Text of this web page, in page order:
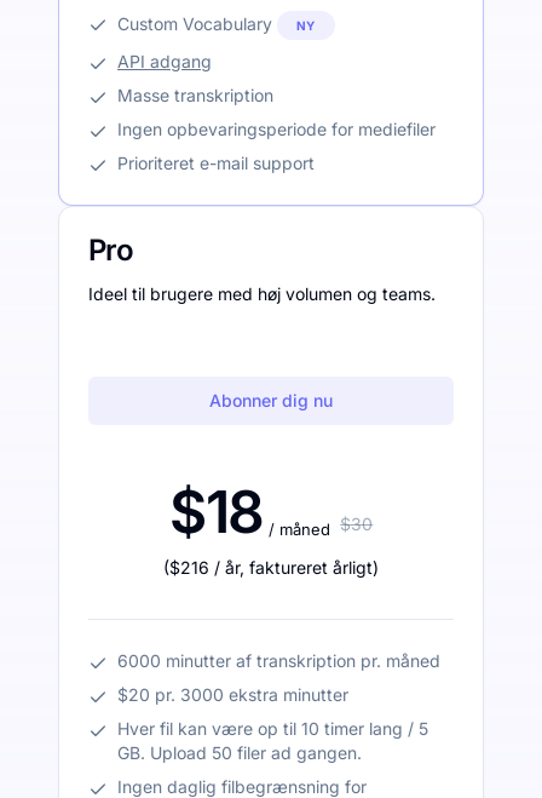
Custom Vocabulary
NY
API adgang
Masse transkription
Ingen opbevaringsperiode for mediefiler
Prioriteret e-mail support
Pro
Ideel til brugere med høj volumen og teams.
Abonner dig nu
$18 / måned $30
($216 / år, faktureret årligt)
6000 minutter af transkription pr. måned
$20 pr. 3000 ekstra minutter
Hver fil kan være op til 10 timer lang / 5
GB. Upload 50 filer ad gangen.
Ingen daglig filbegrænsning for